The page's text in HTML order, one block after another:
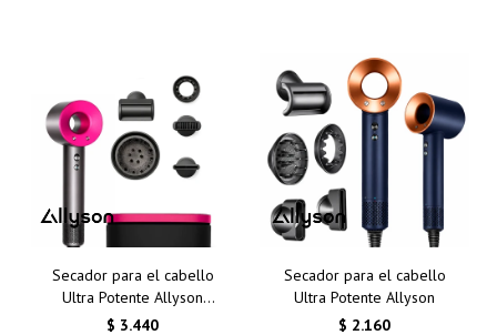
Secador para el cabello
Ultra Potente Allyson
versión para viajes
$ 3.440
Secador para el cabello
Ultra Potente Allyson
$ 2.160